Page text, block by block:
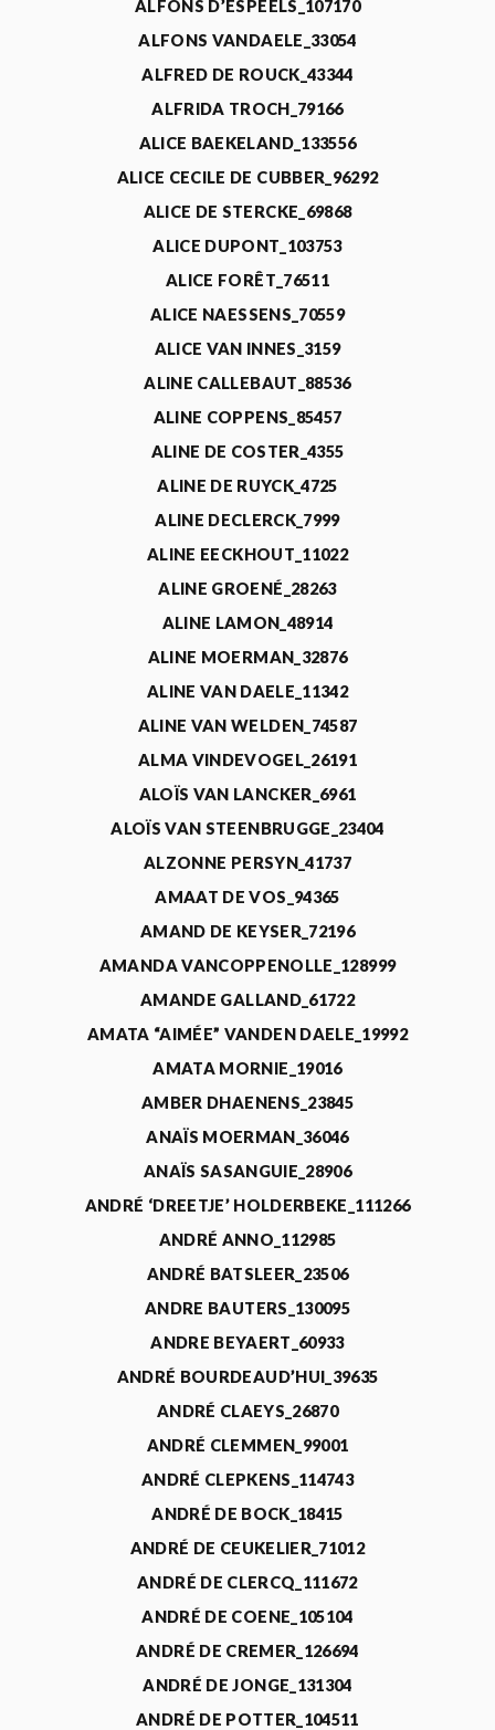
ALFONS D’ESPEELS_107170
ALFONS VANDAELE_33054
ALFRED DE ROUCK_43344
ALFRIDA TROCH_79166
ALICE BAEKELAND_133556
ALICE CECILE DE CUBBER_96292
ALICE DE STERCKE_69868
ALICE DUPONT_103753
ALICE FORÊT_76511
ALICE NAESSENS_70559
ALICE VAN INNES_3159
ALINE CALLEBAUT_88536
ALINE COPPENS_85457
ALINE DE COSTER_4355
ALINE DE RUYCK_4725
ALINE DECLERCK_7999
ALINE EECKHOUT_11022
ALINE GROENÉ_28263
ALINE LAMON_48914
ALINE MOERMAN_32876
ALINE VAN DAELE_11342
ALINE VAN WELDEN_74587
ALMA VINDEVOGEL_26191
ALOÏS VAN LANCKER_6961
ALOÏS VAN STEENBRUGGE_23404
ALZONNE PERSYN_41737
AMAAT DE VOS_94365
AMAND DE KEYSER_72196
AMANDA VANCOPPENOLLE_128999
AMANDE GALLAND_61722
AMATA “AIMÉE” VANDEN DAELE_19992
AMATA MORNIE_19016
AMBER DHAENENS_23845
ANAÏS MOERMAN_36046
ANAÏS SASANGUIE_28906
ANDRÉ ‘DREETJE’ HOLDERBEKE_111266
ANDRÉ ANNO_112985
ANDRÉ BATSLEER_23506
ANDRE BAUTERS_130095
ANDRE BEYAERT_60933
ANDRÉ BOURDEAUD’HUI_39635
ANDRÉ CLAEYS_26870
ANDRÉ CLEMMEN_99001
ANDRÉ CLEPKENS_114743
ANDRÉ DE BOCK_18415
ANDRÉ DE CEUKELIER_71012
ANDRÉ DE CLERCQ_111672
ANDRÉ DE COENE_105104
ANDRÉ DE CREMER_126694
ANDRÉ DE JONGE_131304
ANDRÉ DE POTTER_104511